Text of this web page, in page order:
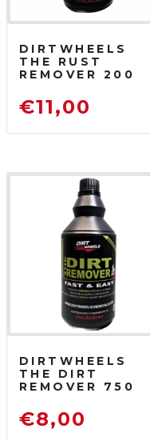
DIRTWHEELS
THE RUST
REMOVER 200
DISOSSIDANTE
RIMUOVI
€11,00
DIRTWHEELS
THE DIRT
REMOVER 750
SGRASSATORE
DETERGENTE
€8,00